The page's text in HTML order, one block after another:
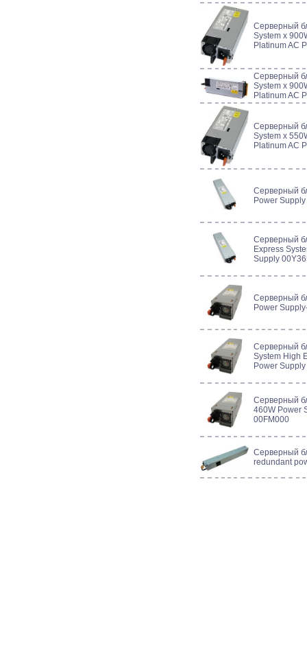
Серверный
System x
Platinum AC
Серверный
System x
Platinum AC
Серверный
System x
Platinum AC
Серверный
Power
Серверный
Express
Supply
Серверный
Power
Серверный
System High
Power
Серверный
460W Power
00FM000
Серверный
redundant